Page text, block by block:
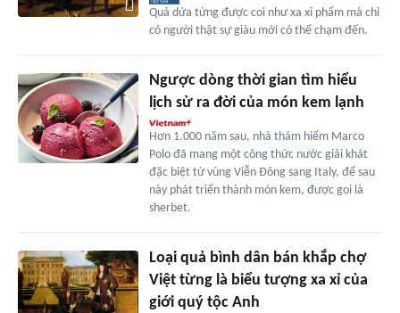
Quả dứa từng được coi như xa xỉ phẩm mà chỉ
có người thật sự giàu mới có thể chạm đến.
Ngược dòng thời gian tìm hiểu
lịch sử ra đời của món kem lạnh
Hơn 1.000 năm sau, nhà thám hiểm Marco
Polo đã mang một công thức nước giải khát
đặc biệt từ vùng Viễn Đông sang Italy, để sau
này phát triển thành món kem, được gọi là
sherbet.
Loại quả bình dân bán khắp chợ
Việt từng là biểu tượng xa xỉ của
giới quý tộc Anh